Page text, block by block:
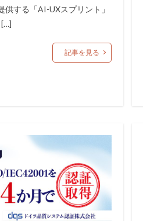
供する「AI-UXスプリント」
[…]
記事を見る